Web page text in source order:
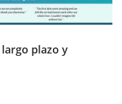
plazo y